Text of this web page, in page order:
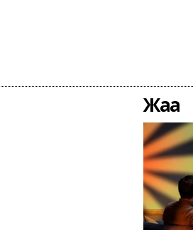
Жаңа